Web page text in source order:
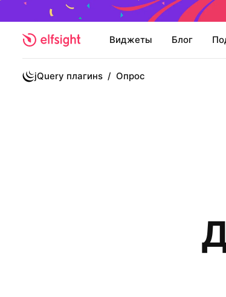
Виджеты Блог
jQuery плагинs / Опрос